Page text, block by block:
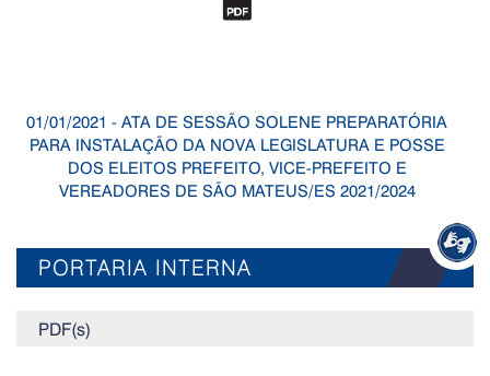
01/01/2021 - ATA DE SESSÃO SOLENE PREPARATÓRIA
PARA INSTALAÇÃO DA NOVA LEGISLATURA E POSSE
DOS ELEITOS PREFEITO, VICE-PREFEITO E
VEREADORES DE SÃO MATEUS/ES 2021/2024
PORTARIA INTERNA
PDF(s)